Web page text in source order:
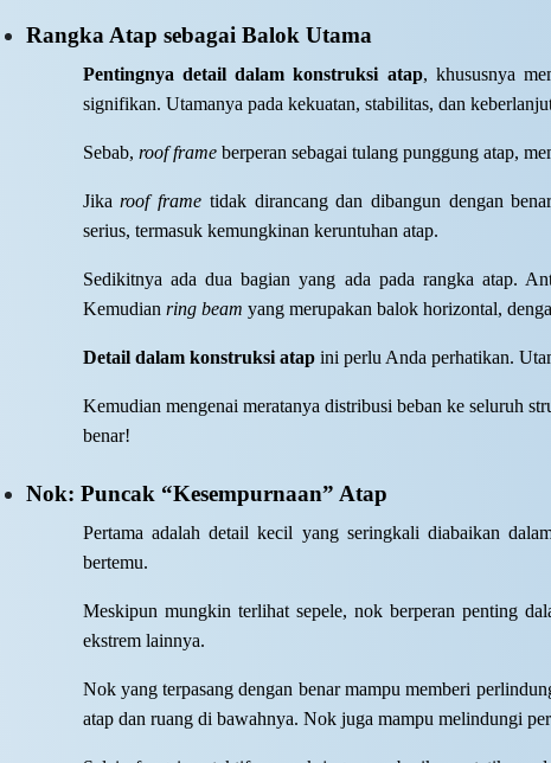
Rangka Atap sebagai Balok Utama
Pentingnya detail dalam konstruksi atap, khususnya
signifikan. Utamanya pada kekuatan, stabilitas, dan
Sebab, roof frameberperan sebagai tulang punggung atap,
Jikaroof frame tidak dirancang dan dibangun dengan
serius, termasuk kemungkinan keruntuhan atap.
Sedikitnya ada dua bagian yang ada pada rangka atap.
Kemudian ring beam yang merupakan balok horizontal,
Detail dalam konstruksi atap ini perlu Anda perhatikan.
Kemudian mengenai meratanya distribusi beban ke seluruh
benar!
Nok: Puncak “Kesempurnaan” Atap
Pertama adalah detail kecil yang seringkali diabaikan
bertemu.
Meskipun mungkin terlihat sepele, nok berperan penting
ekstrem lainnya.
Nok yang terpasang dengan benar mampu memberi
atap dan ruang di bawahnya. Nok juga mampu melindungi